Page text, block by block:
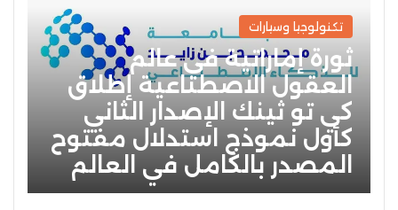
تكنولوجيا وسيارات
ثورة إماراتية في عالم
العقول الاصطناعية إطلاق
كي تو ثينك الإصدار الثاني
كأول نموذج استدلال مفتوح
المصدر بالكامل في العالم